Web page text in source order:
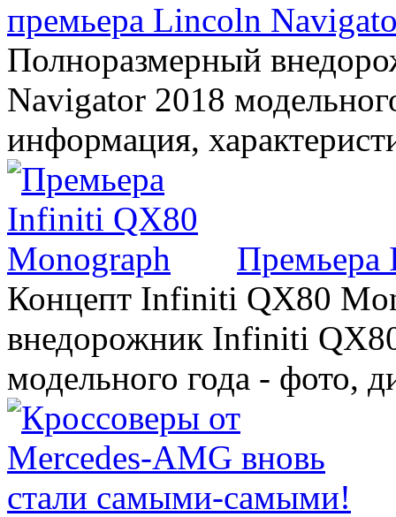
премьера Lincoln
Полноразмерный
Navigator 2018
информация,
Премьера
Концепт Infiniti QX80
внедорожник Infiniti
модельного года - фото,